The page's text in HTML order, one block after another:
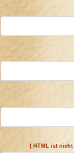
( HTML ist nicht